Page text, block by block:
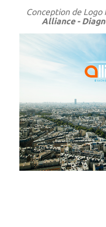
Conception de
Alliance -